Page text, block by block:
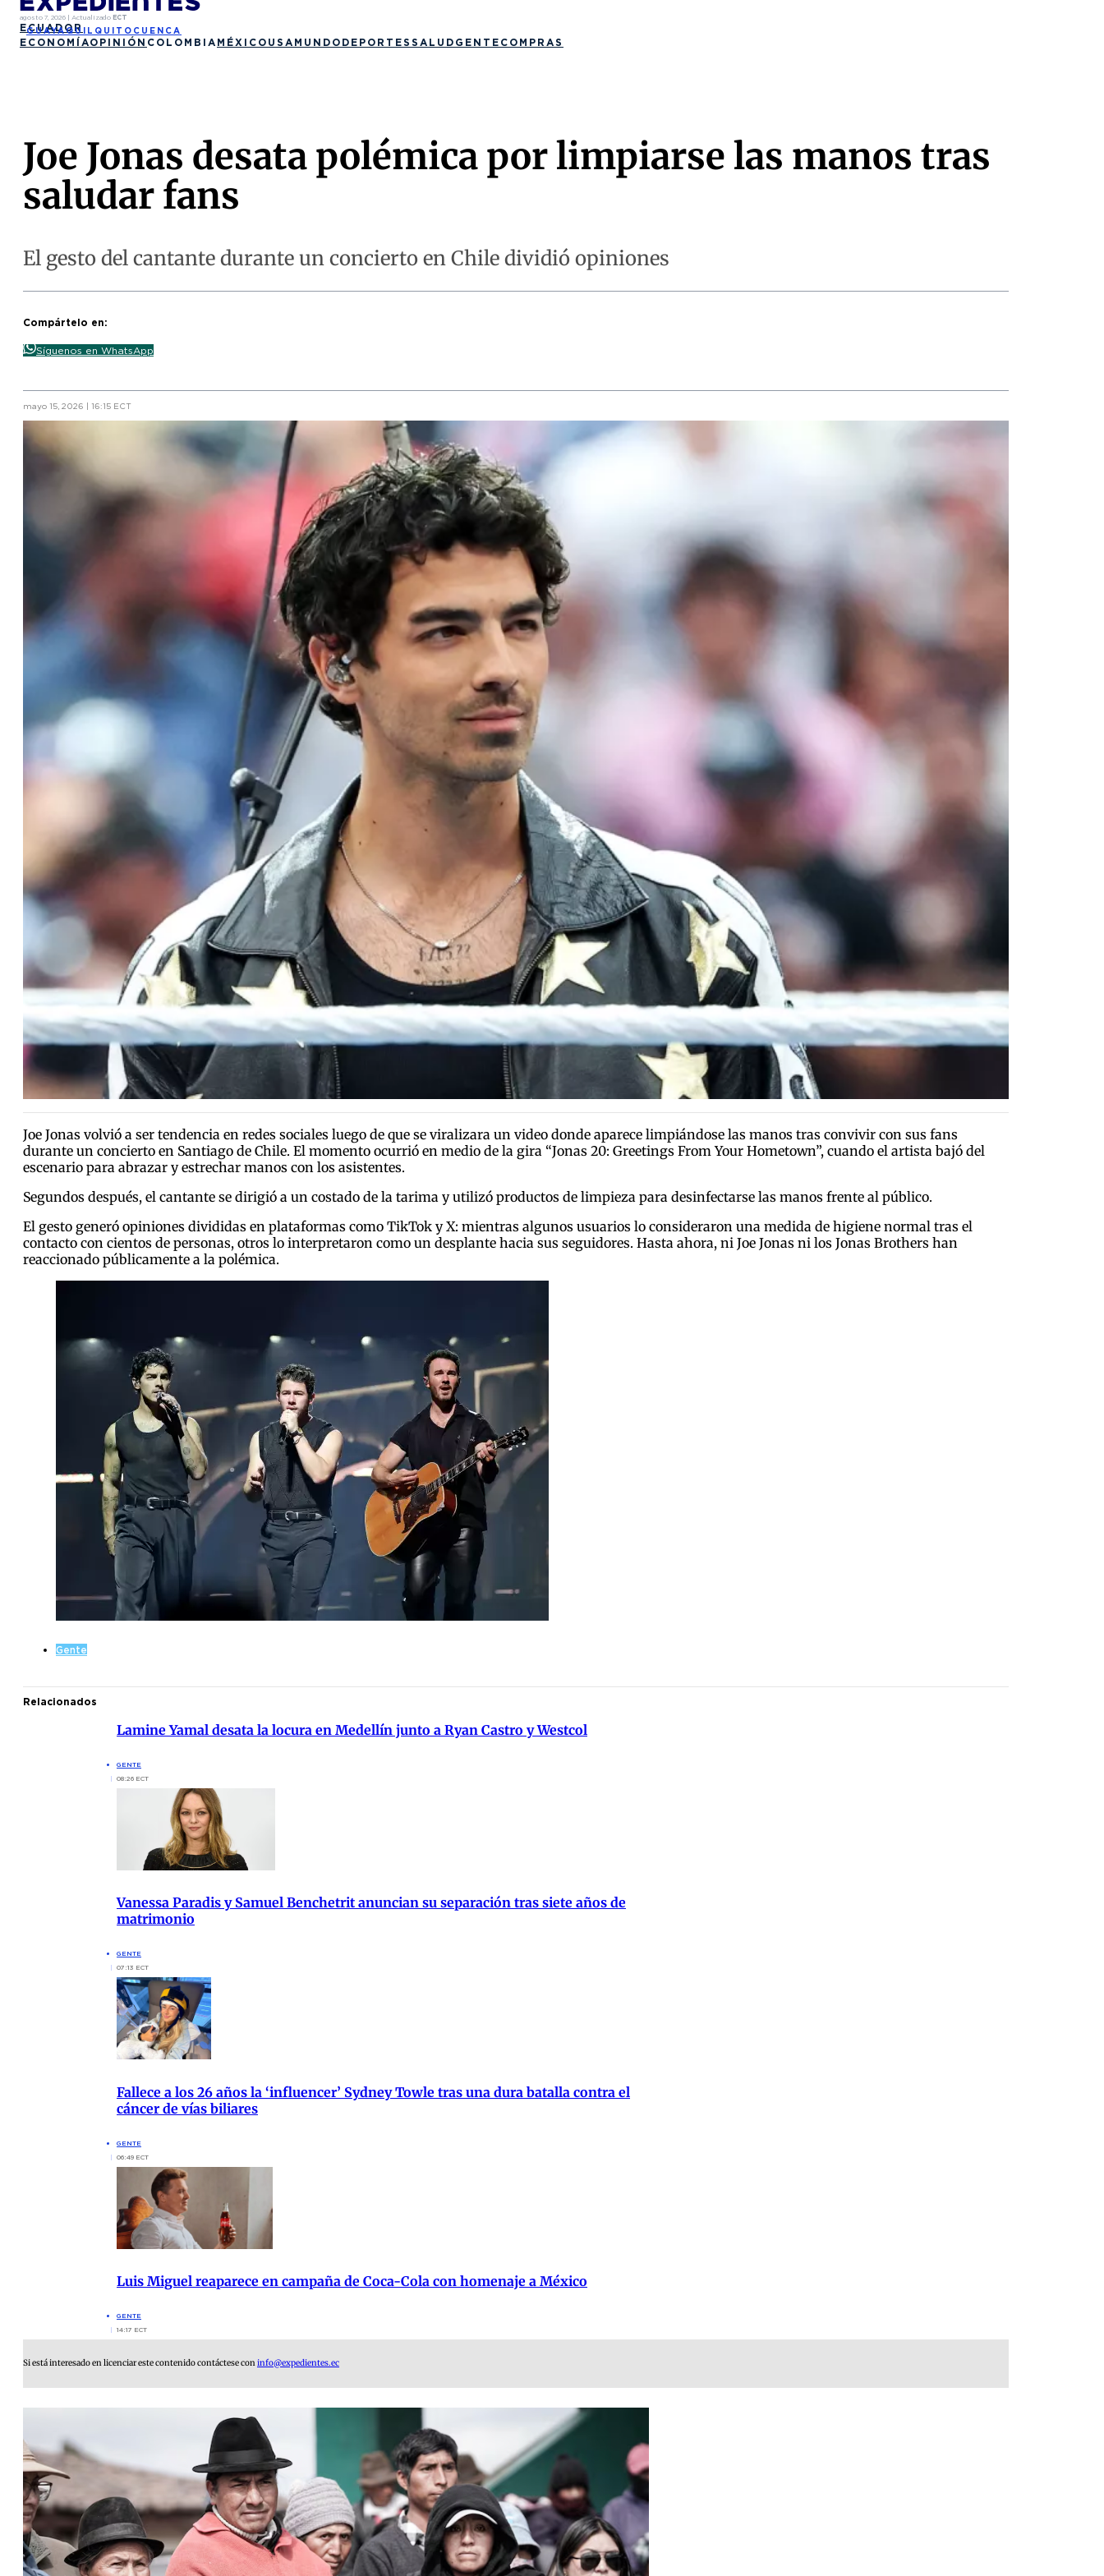
agosto 7, 2026 | Actualizado ECT
ECUADOR
GUAYAQUIL QUITO CUENCA
ECONOMÍAOPINIÓN COLOMBIA MÉXICO USA MUNDO DEPORTES SALUD GENTE COMPRAS
Joe Jonas desata polémica por limpiarse las manos tras
saludar fans
El gesto del cantante durante un concierto en Chile dividió opiniones
Compártelo en:
Síguenos en WhatsApp
mayo 15, 2026 | 16:15 ECT
Joe Jonas volvió a ser tendencia en redes sociales luego de que se viralizara un video donde aparece limpiándose las manos tras convivir con sus fans
durante un concierto en Santiago de Chile. El momento ocurrió en medio de la gira “Jonas 20: Greetings From Your Hometown”, cuando el artista bajó del
escenario para abrazar y estrechar manos con los asistentes.
Segundos después, el cantante se dirigió a un costado de la tarima y utilizó productos de limpieza para desinfectarse las manos frente al público.
El gesto generó opiniones divididas en plataformas como TikTok y X: mientras algunos usuarios lo consideraron una medida de higiene normal tras el
contacto con cientos de personas, otros lo interpretaron como un desplante hacia sus seguidores. Hasta ahora, ni Joe Jonas ni los Jonas Brothers han
reaccionado públicamente a la polémica.
Gente
Relacionados
Lamine Yamal desata la locura en Medellín junto a Ryan Castro y Westcol
GENTE
08:26 ECT
Vanessa Paradis y Samuel Benchetrit anuncian su separación tras siete años de
matrimonio
GENTE
07:13 ECT
Fallece a los 26 años la ‘influencer’ Sydney Towle tras una dura batalla contra el
cáncer de vías biliares
GENTE
06:49 ECT
Luis Miguel reaparece en campaña de Coca-Cola con homenaje a México
GENTE
14:17 ECT
Si está interesado en licenciar este contenido contáctese coninfo@expedientes.ec